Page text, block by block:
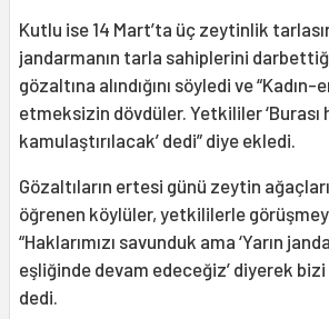
Kutlu ise 14 Mart’ta üç zeytinlik
jandarmanın tarla sahiplerini
gözaltına alındığını söyledi ve “Kadın-
etmeksizin dövdüler. Yetkililer ‘Burası
kamulaştırılacak’ dedi” diye ekledi.
Gözaltıların ertesi günü zeytin
öğrenen köylüler, yetkililerle
“Haklarımızı savunduk ama ‘Yarın
eşliğinde devam edeceğiz’ diyerek
dedi.